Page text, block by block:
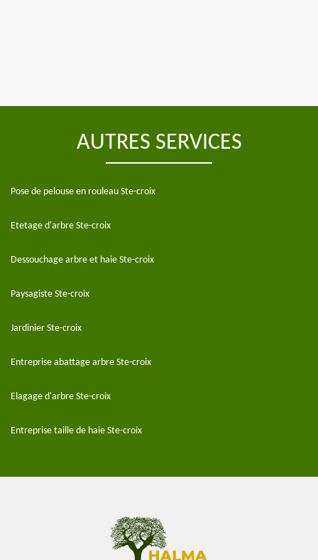
AUTRES SERVICES
Pose de pelouse en rouleau Ste-croix
Etetage d'arbre Ste-croix
Dessouchage arbre et haie Ste-croix
Paysagiste Ste-croix
Jardinier Ste-croix
Entreprise abattage arbre Ste-croix
Elagage d'arbre Ste-croix
Entreprise taille de haie Ste-croix